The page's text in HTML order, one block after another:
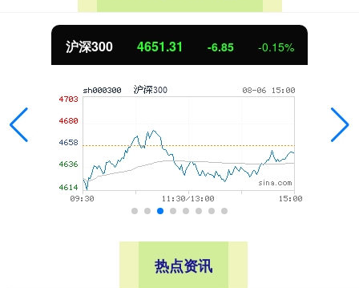
沪深300 4651.31 -6.85 -0.15%
热点资讯